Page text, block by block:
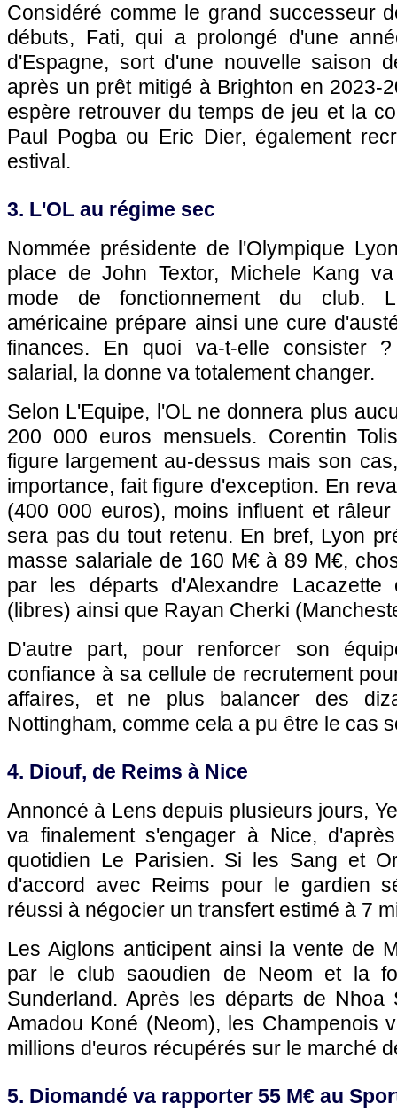
Considéré comme le grand successeur
débuts, Fati, qui a prolongé d'une
d'Espagne, sort d'une nouvelle saison
après un prêt mitigé à Brighton en 2023-
espère retrouver du temps de jeu et la
Paul Pogba ou Eric Dier, également
estival.
3. L'OL au régime sec
Nommée présidente de l'Olympique
place de John Textor, Michele Kang
mode de fonctionnement du club.
américaine prépare ainsi une cure
finances. En quoi va-t-elle consister
salarial, la donne va totalement changer.
Selon L'Equipe, l'OL ne donnera plus
200 000 euros mensuels. Corentin
figure largement au-dessus mais son
importance, fait figure d'exception. En
(400 000 euros), moins influent et
sera pas du tout retenu. En bref, Lyon
masse salariale de 160 M€ à 89 M€,
par les départs d'Alexandre Lacazette
(libres) ainsi que Rayan Cherki
D'autre part, pour renforcer son
confiance à sa cellule de recrutement
affaires, et ne plus balancer des
Nottingham, comme cela a pu être le cas
4. Diouf, de Reims à Nice
Annoncé à Lens depuis plusieurs jours,
va finalement s'engager à Nice,
quotidien Le Parisien. Si les Sang et
d'accord avec Reims pour le gardien
réussi à négocier un transfert estimé à 7
Les Aiglons anticipent ainsi la vente de
par le club saoudien de Neom et la
Sunderland. Après les départs de Nhoa
Amadou Koné (Neom), les Champenois
millions d'euros récupérés sur le marché
5. Diomandé va rapporter 55 M€ au